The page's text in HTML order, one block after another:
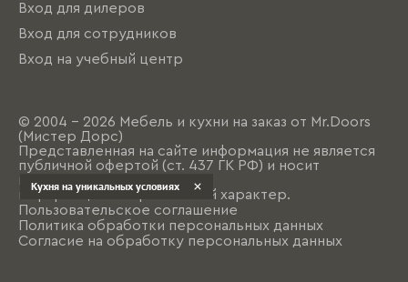
Вход для дилеров
Вход для сотрудников
Вход на учебный центр
© 2004 - 2026 Мебель и кухни на заказ от Mr.Doors
(Мистер Дорс)
Представленная на сайте информация не является
публичной офертой (ст. 437 ГК РФ) и носит
исключительно
информационно-рекламный характер.
Пользовательское соглашение
Политика обработки персональных данных
Согласие на обработку персональных данных
Кухня на уникальных условиях